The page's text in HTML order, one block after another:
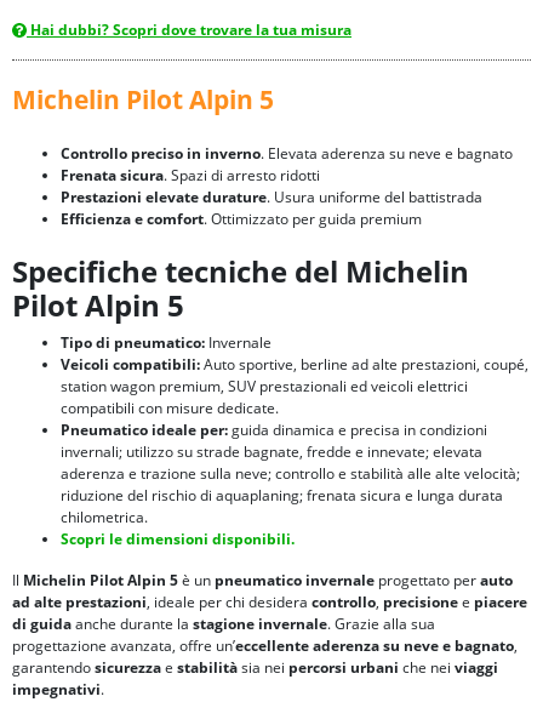
Hai dubbi? Scopri dove trovare la tua misura
Michelin Pilot Alpin 5
Controllo preciso in inverno. Elevata aderenza su neve e bagnato
Frenata sicura. Spazi di arresto ridotti
Prestazioni elevate durature. Usura uniforme del battistrada
Efficienza e comfort. Ottimizzato per guida premium
Specifiche tecniche del Michelin
Pilot Alpin 5
Tipo di pneumatico: Invernale
Veicoli compatibili:Auto sportive, berline ad alte prestazioni, coupé,
station wagon premium, SUV prestazionali ed veicoli elettrici
compatibili con misure dedicate.
Pneumatico ideale per:guida dinamica e precisa in condizioni
invernali; utilizzo su strade bagnate, fredde e innevate; elevata
aderenza e trazione sulla neve; controllo e stabilità alle alte velocità;
riduzione del rischio di aquaplaning; frenata sicura e lunga durata
chilometrica.
Scopri le dimensioni disponibili.
Il Michelin Pilot Alpin 5è un pneumatico invernale progettato perauto
ad alte prestazioni, ideale per chi desidera controllo, precisionee piacere
di guidaanche durante la stagione invernale. Grazie alla sua
progettazione avanzata, offre un’eccellenteaderenza su neve e bagnato,
garantendosicurezzae stabilitàsia nei percorsi urbani che nei viaggi
impegnativi.